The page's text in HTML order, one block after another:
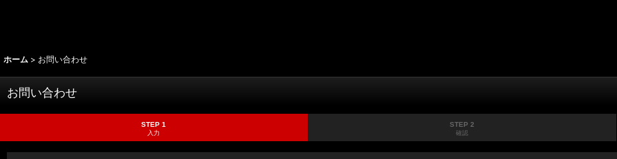
ホーム > お問い合わせ
お問い合わせ
STEP 1
入力
STEP 2
確認